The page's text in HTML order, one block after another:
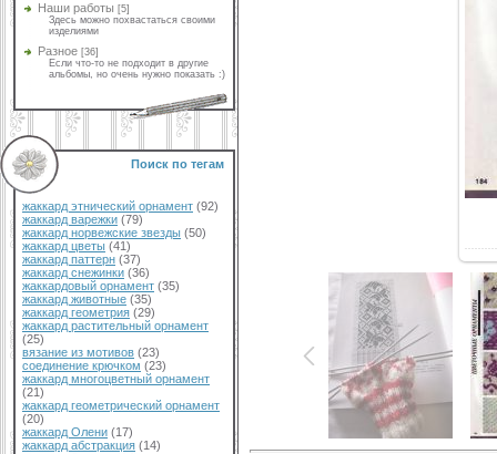
Наши работы [5]
Здесь можно похвастаться своими
изделиями
Разное [36]
Если что-то не подходит в другие
альбомы, но очень нужно показать :)
Поиск по тегам
жаккард этнический орнамент (92)
жаккард варежки (79)
жаккард норвежские звезды (50)
жаккард цветы (41)
жаккард паттерн (37)
жаккард снежинки (36)
жаккардовый орнамент (35)
жаккард животные (35)
жаккард геометрия (29)
жаккард растительный орнамент
(25)
вязание из мотивов (23)
соединение крючком (23)
жаккард многоцветный орнамент
(21)
жаккард геометрический орнамент
(20)
жаккард Олени (17)
жаккард абстракция (14)